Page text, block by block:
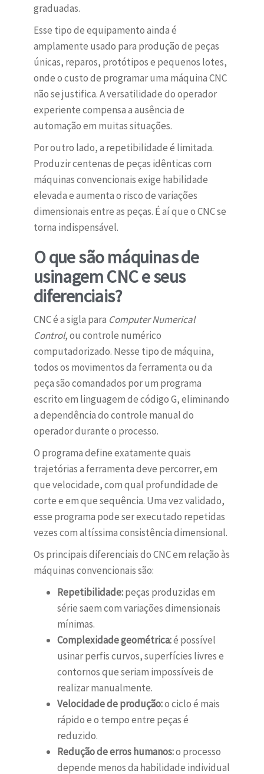
graduadas.
Esse tipo de equipamento ainda é
amplamente usado para produção de peças
únicas, reparos, protótipos e pequenos lotes,
onde o custo de programar uma máquina CNC
não se justifica. A versatilidade do operador
experiente compensa a ausência de
automação em muitas situações.
Por outro lado, a repetibilidade é limitada.
Produzir centenas de peças idênticas com
máquinas convencionais exige habilidade
elevada e aumenta o risco de variações
dimensionais entre as peças. É aí que o CNC se
torna indispensável.
O que são máquinas de
usinagem CNC e seus
diferenciais?
CNC é a sigla para Computer Numerical
Control, ou controle numérico
computadorizado. Nesse tipo de máquina,
todos os movimentos da ferramenta ou da
peça são comandados por um programa
escrito em linguagem de código G, eliminando
a dependência do controle manual do
operador durante o processo.
O programa define exatamente quais
trajetórias a ferramenta deve percorrer, em
que velocidade, com qual profundidade de
corte e em que sequência. Uma vez validado,
esse programa pode ser executado repetidas
vezes com altíssima consistência dimensional.
Os principais diferenciais do CNC em relação às
máquinas convencionais são:
Repetibilidade:peças produzidas em
série saem com variações dimensionais
mínimas.
Complexidade geométrica:é possível
usinar perfis curvos, superfícies livres e
contornos que seriam impossíveis de
realizar manualmente.
Velocidade de produção:o ciclo é mais
rápido e o tempo entre peças é
reduzido.
Redução de erros humanos:o processo
depende menos da habilidade individual